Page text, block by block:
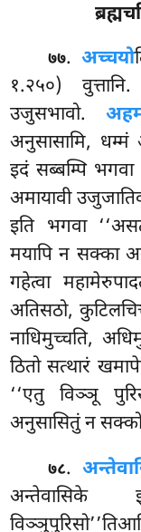
७७.अच्चयो
१.२५०)
उजुसभावो.
अनुसासामि,
इदं सब्बम्पि
अमायावी
इति भगवा
मयापि न सक्का
गहेत्वा
अतिसठो,
नाधिमुच्चति,
ठितो सत्थारं
‘‘एतु विञ्ञू
अनुसासितुं न
७८.
अन्तेवासिके